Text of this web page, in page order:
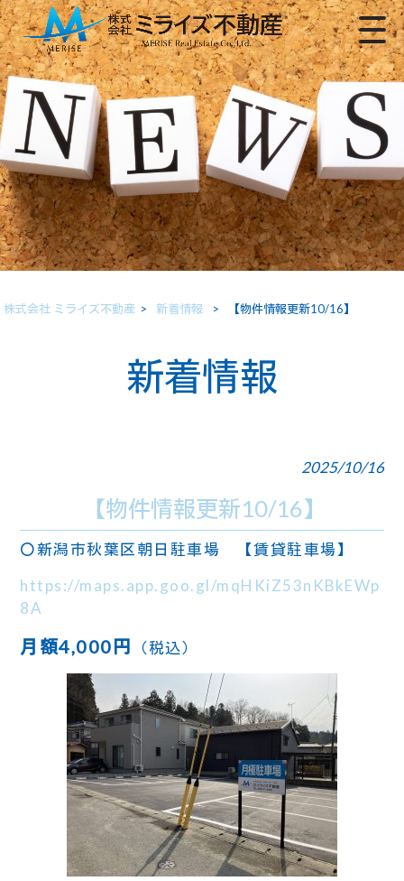
株式会社 ミライズ不動産 > 新着情報 > 【物件情報更新10/16】
新着情報
2025/10/16
【物件情報更新10/16】
〇新潟市秋葉区朝日駐車場 【賃貸駐車場】
https://maps.app.goo.gl/mqHKiZ53nKBkEWp
8A
月額4,000円 （税込）